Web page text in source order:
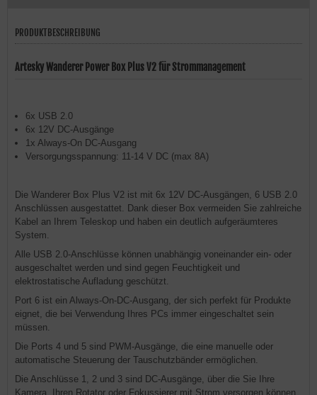
PRODUKTBESCHREIBUNG
Artesky Wanderer Power Box Plus V2 für Strommanagement
6x USB 2.0
6x 12V DC-Ausgänge
1x Always-On DC-Ausgang
Versorgungsspannung: 11-14 V DC (max 8A)
Die Wanderer Box Plus V2 ist mit 6x 12V DC-Ausgängen, 6 USB 2.0
Anschlüssen ausgestattet. Dank dieser Box vermeiden Sie zahlreiche
Kabel an Ihrem Teleskop und haben ein deutlich aufgeräumteres
System.
Alle USB 2.0-Anschlüsse können unabhängig voneinander ein- oder
ausgeschaltet werden und sind gegen Feuchtigkeit und
elektrostatische Aufladung geschützt.
Port 6 ist ein Always-On-DC-Ausgang, der sich perfekt für Produkte
eignet, die bei Verwendung Ihres PCs immer eingeschaltet sein
müssen.
Die Ports 4 und 5 sind PWM-Ausgänge, die eine manuelle oder
automatische Steuerung der Tauschutzbänder ermöglichen.
Die Anschlüsse 1, 2 und 3 sind DC-Ausgänge, über die Sie Ihre
Kamera, Ihren Rotator oder Fokussierer mit Strom versorgen können.